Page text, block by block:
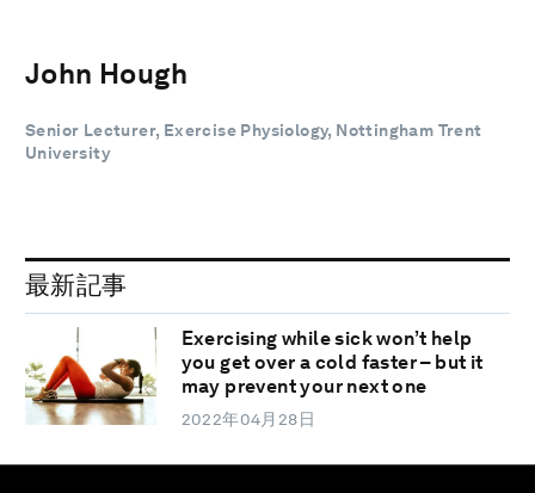
John Hough
Senior Lecturer, Exercise Physiology, Nottingham Trent
University
最新記事
Exercising while sick won’t help
you get over a cold faster – but it
may prevent your next one
2022年04月28日